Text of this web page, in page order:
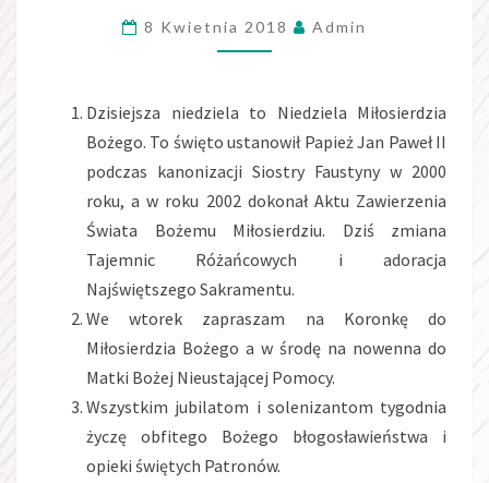
8
8 Kwietnia 2018 Admin
Dzisiejsza niedziela to Niedziela Miłosierdzia
Bożego. To święto ustanowił Papież Jan Paweł II
podczas kanonizacji Siostry Faustyny w 2000
roku, a w roku 2002 dokonał Aktu Zawierzenia
Świata Bożemu Miłosierdziu. Dziś zmiana
Tajemnic Różańcowych i adoracja
Najświętszego Sakramentu.
We wtorek zapraszam na Koronkę do
Miłosierdzia Bożego a w środę na nowenna do
Matki Bożej Nieustającej Pomocy.
Wszystkim jubilatom i solenizantom tygodnia
życzę obfitego Bożego błogosławieństwa i
opieki świętych Patronów.